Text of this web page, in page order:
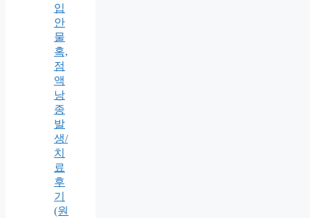
입
안
물
혹,
점
액
낭
종
발
생/
치
료
후
기
(원